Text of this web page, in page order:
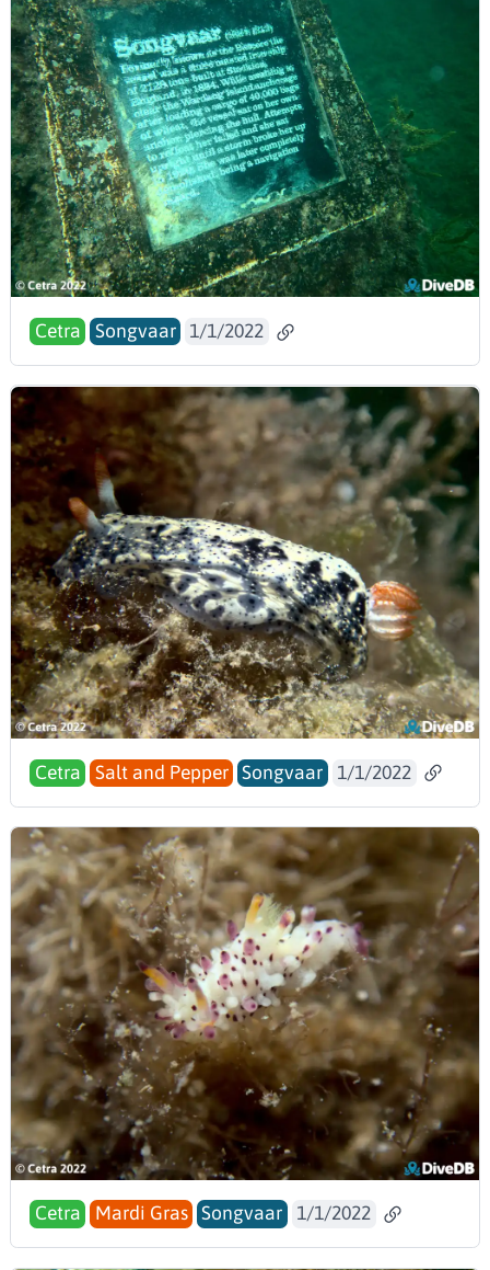
Cetra Songvaar 1/1/2022
Cetra Salt and Pepper Songvaar 1/1/2022
Cetra Mardi Gras Songvaar 1/1/2022